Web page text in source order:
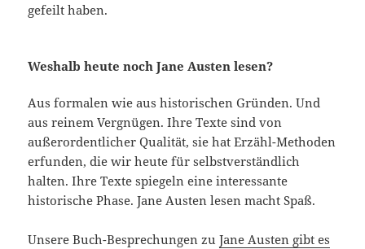
gefeilt haben.
Weshalb heute noch Jane Austen lesen?
Aus formalen wie aus historischen Gründen. Und
aus reinem Vergnügen. Ihre Texte sind von
außerordentlicher Qualität, sie hat Erzähl-Methoden
erfunden, die wir heute für selbstverständlich
halten. Ihre Texte spiegeln eine interessante
historische Phase. Jane Austen lesen macht Spaß.
Unsere Buch-Besprechungen zuJane Austen gibt es